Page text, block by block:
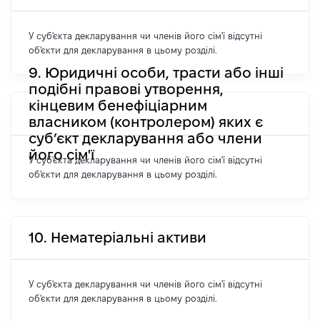
У суб'єкта декларування чи членів його сім'ї відсутні
об'єкти для декларування в цьому розділі.
9. Юридичні особи, трасти або інші
подібні правові утворення,
кінцевим бенефіціарним
власником (контролером) яких є
суб’єкт декларування або члени
його сім'ї
У суб'єкта декларування чи членів його сім'ї відсутні
об'єкти для декларування в цьому розділі.
10. Нематеріальні активи
У суб'єкта декларування чи членів його сім'ї відсутні
об'єкти для декларування в цьому розділі.